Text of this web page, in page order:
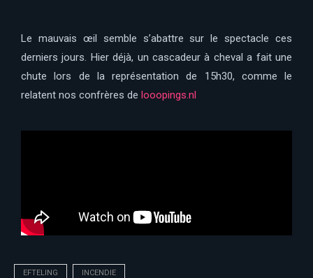
Le mauvais œil semble s’abattre sur le spectacle ces
derniers jours. Hier déjà, un cascadeur à cheval a fait une
chute lors de la représentation de 15h30, comme le
relatent nos confrères de looopings.nl
EFTELING INCENDIE